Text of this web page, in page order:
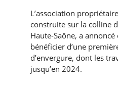
L’association
construite sur la colline
Haute-Saône, a
bénéficier d’une
d’envergure, dont les
jusqu’en 2024.